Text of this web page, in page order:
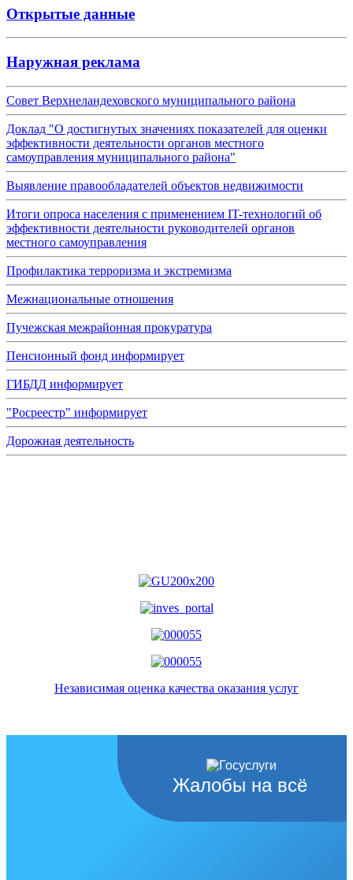
Открытые данные
Наружная реклама
Совет Верхнеландеховского муниципального района
Доклад "О достигнутых значениях показателей для оценки
эффективности деятельности органов местного
самоуправления муниципального района"
Выявление правообладателей объектов недвижимости
Итоги опроса населения с применением IT-технологий об
эффективности деятельности руководителей органов
местного самоуправления
Профилактика терроризма и экстремизма
Межнациональные отношения
Пучежская межрайонная прокуратура
Пенсионный фонд информирует
ГИБДД информирует
"Росреестр" информирует
Дорожная деятельность
Независимая оценка качества оказания услуг
Жалобы на всё